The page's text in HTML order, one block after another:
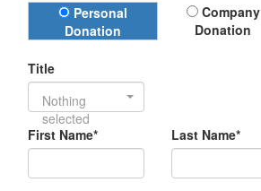
Donation Type
Personal
Donation
Company
Donation
Title
Nothing
selected
First Name*
Last Name*